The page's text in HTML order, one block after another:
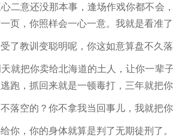
意还没那本事，逢场作戏你都不会
页，你照样会一心一意。我就是看准
教训变聪明呢，你这如意算盘不久
把你卖给北海道的土人，让你一辈
跑，抓回来就是一顿毒打，三年就把
空的？你不拿我当回事儿，我就把你
，你的身体就算是判了无期徒刑了。